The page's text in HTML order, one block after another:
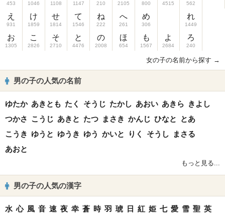
453
え
931
お
1305
1046
け
1859
こ
2826
1108
せ
1814
そ
2710
1147
て
1546
と
4476
210
ね
222
の
2008
2105
へ
261
ほ
654
800
め
306
も
1567
4515
よ
2684
562
れ
1449
ろ
240
女の子の名前から探す →
男の子の人気の名前
ゆたか あきとも たく そうじ たかし あおい あきら きよし
つかさ こうじ あきと たつ まさき かんじ ひなと
とあ
こうき ゆうと ゆうき ゆう かいと りく そうし
まさる
あおと
もっと見る...
男の子の人気の漢字
水 心 風 音 速 夜 幸 蒼 時 羽 琥 日 紅 姫 七 愛 雪 聖 英